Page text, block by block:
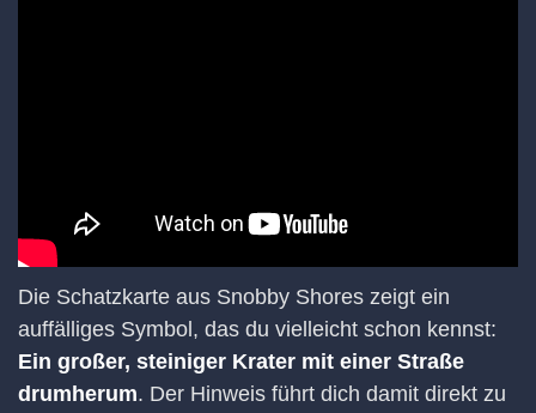
Die Schatzkarte aus Snobby Shores zeigt ein
auffälliges Symbol, das du vielleicht schon kennst:
Ein großer, steiniger Krater mit einer Straße
drumherum. Der Hinweis führt dich damit direkt zu